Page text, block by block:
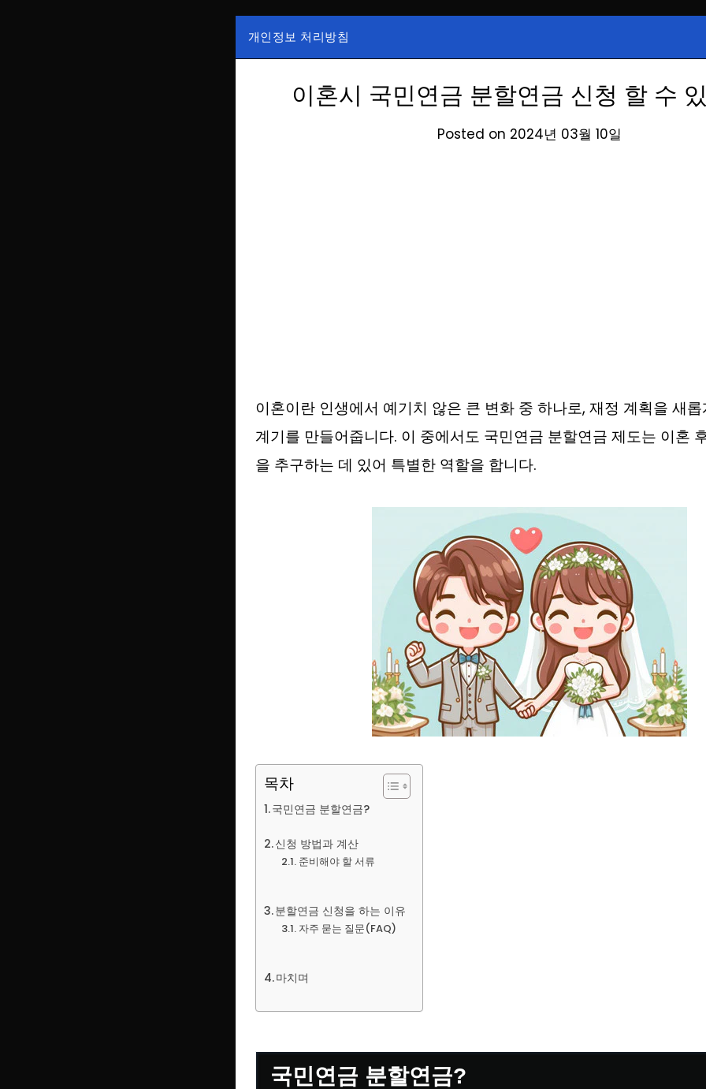
ZAN 주식정보
국내증시, 해외증시, 급등주, 낙폭과대, 골든크로스, 상
개인정보 처리방침
이혼시 국민연금 분할연금 신청 할 수
Posted on 2024년 03월 10일
이혼이란 인생에서 예기치 않은 큰 변화 중 하나로, 재정 계획을 새
계기를 만들어줍니다. 이 중에서도 국민연금 분할연금 제도는 이혼
을 추구하는 데 있어 특별한 역할을 합니다.
목차
국민연금 분할연금?
신청 방법과 계산
준비해야 할 서류
분할연금 신청을 하는 이유
자주 묻는 질문(FAQ)
마치며
국민연금 분할연금?